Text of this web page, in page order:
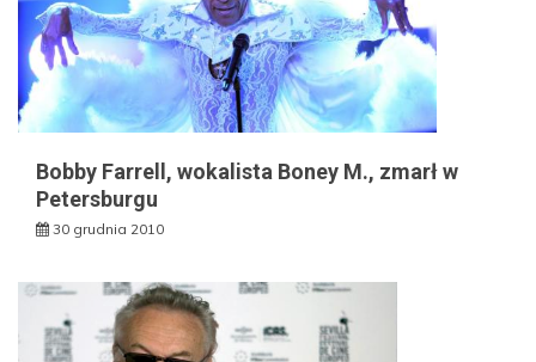
Bobby Farrell, wokalista Boney M., zmarł w
Petersburgu
30 grudnia 2010